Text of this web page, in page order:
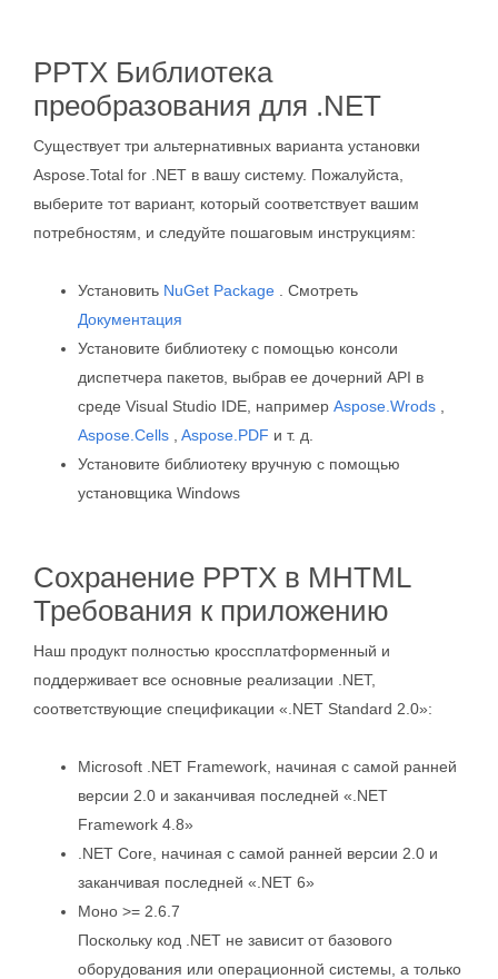
PPTX Библиотека
преобразования для .NET
Существует три альтернативных варианта установки
Aspose.Total for .NET в вашу систему. Пожалуйста,
выберите тот вариант, который соответствует вашим
потребностям, и следуйте пошаговым инструкциям:
Установить NuGet Package . Смотреть
Документация
Установите библиотеку с помощью консоли
диспетчера пакетов, выбрав ее дочерний API в
среде Visual Studio IDE, например Aspose.Wrods
Aspose.Cells
Aspose.PDF и т. д.
Установите библиотеку вручную с помощью
установщика Windows
Сохранение PPTX в MHTML
Требования к приложению
Наш продукт полностью кроссплатформенный и
поддерживает все основные реализации .NET,
соответствующие спецификации «.NET Standard 2.0»:
Microsoft .NET Framework, начиная с самой ранней
версии 2.0 и заканчивая последней «.NET
Framework 4.8»
.NET Core, начиная с самой ранней версии 2.0 и
заканчивая последней «.NET 6»
Моно >= 2.6.7
Поскольку код .NET не зависит от базового
оборудования или операционной системы, а только